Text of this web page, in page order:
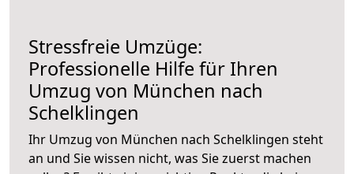
Stressfreie Umzüge:
Professionelle Hilfe für Ihren
Umzug von München nach
Schelklingen
Ihr Umzug von München nach Schelklingen steht
an und Sie wissen nicht, was Sie zuerst machen